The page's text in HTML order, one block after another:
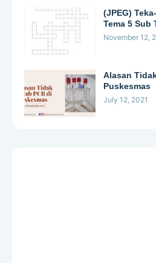
(JPEG)
Tema 5 Sub
November 12,
Alasan
Puskesmas
July 12, 2021